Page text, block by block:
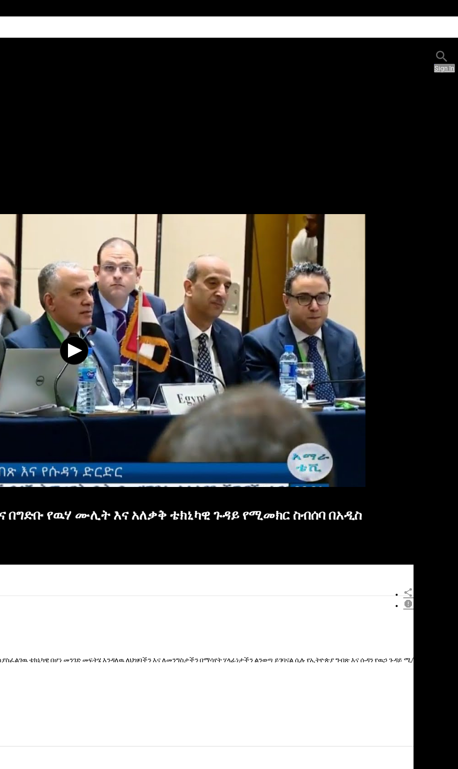
Sign In
በግድቡ የዉሃ ሙሊት እና አለቃቅ ቴክኒካዊ ጉዳይ የሚመክር ስብሰባ በአዲስ
ቴክኒካዊ በሆነ መንገድ መፍትሄ እንዳለዉ ለህዝባችን እና ለመንግስታችን በማሳየት ሃላፊነታችን ልንወጣ ይገባናል ሲሉ የኢትዮጵያ ግብጽ እና ሱዳን የዉኃ ጉዳይ ሚ/